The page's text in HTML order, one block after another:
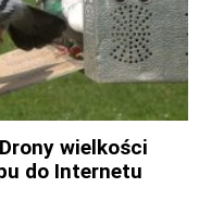
wielkości
do Internetu